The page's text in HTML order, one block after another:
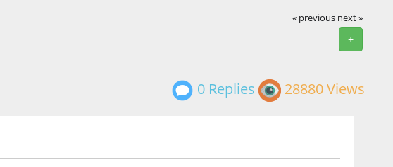
« previous next »
+
0 Replies 28880 Views